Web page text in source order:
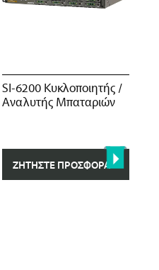
SI-6200 Κυκλοποιητής /
Αναλυτής Μπαταριών
ΖΗΤΉΣΤΕ ΠΡΟΣΦΟΡΆ